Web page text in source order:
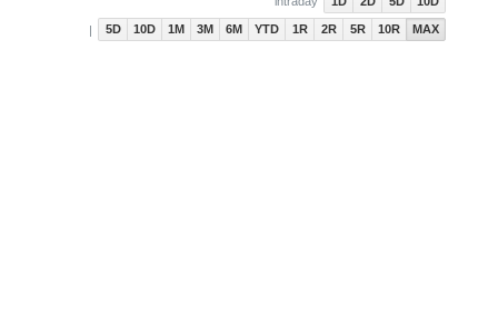
| 5D 10D 1M 3M 6M YTD 1R 2R 5R 10R MAX